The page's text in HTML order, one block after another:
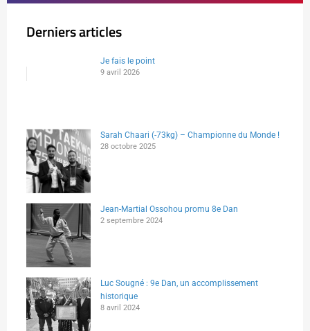
Derniers articles
Je fais le point
9 avril 2026
Sarah Chaari (-73kg) – Championne du Monde !
28 octobre 2025
Jean-Martial Ossohou promu 8e Dan
2 septembre 2024
Luc Sougné : 9e Dan, un accomplissement
historique
8 avril 2024